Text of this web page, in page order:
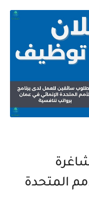
المتحدة